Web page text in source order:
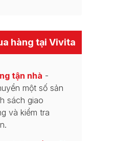
hàng tại Vivita
tận nhà -
một số sản
sách giao
và kiểm tra